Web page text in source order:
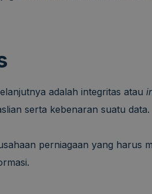
adalah integritas atau
serta kebenaran suatu data.
perniagaan yang harus